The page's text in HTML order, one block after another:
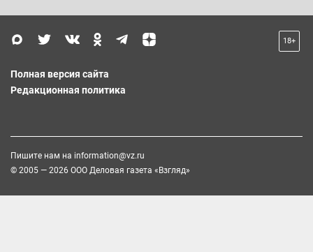
18+
Полная версия сайта
Редакционная политика
Пишите нам на information@vz.ru
© 2005 — 2026 ООО Деловая газета «Взгляд»